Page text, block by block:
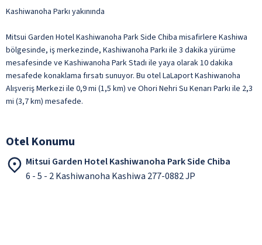
Kashiwanoha Parkı yakınında
Mitsui Garden Hotel Kashiwanoha Park Side Chiba misafirlere Kashiwa
bölgesinde, iş merkezinde, Kashiwanoha Parkı ile 3 dakika yürüme
mesafesinde ve Kashiwanoha Park Stadı ile yaya olarak 10 dakika
mesafede konaklama fırsatı sunuyor. Bu otel LaLaport Kashiwanoha
Alışveriş Merkezi ile 0,9 mi (1,5 km) ve Ohori Nehri Su Kenarı Parkı ile 2,3
mi (3,7 km) mesafede.
Otel Konumu
Mitsui Garden Hotel Kashiwanoha Park Side Chiba
6 - 5 - 2 Kashiwanoha Kashiwa 277-0882 JP